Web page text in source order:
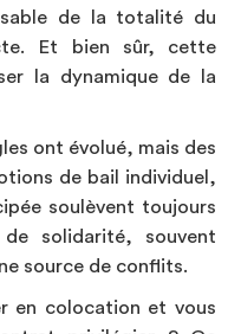
de la totalité du
Et bien sûr, cette
la dynamique de la
ont évolué, mais des
de bail individuel,
soulèvent toujours
solidarité, souvent
source de conflits.
en colocation et vous